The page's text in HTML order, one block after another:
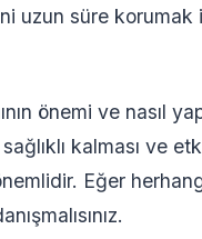
uzun süre korumak
önemi ve nasıl
kalması ve
Eğer